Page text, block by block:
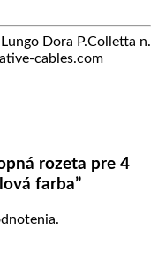
Dora P.Colletta n.
cables.com
rozeta pre 4
farba”